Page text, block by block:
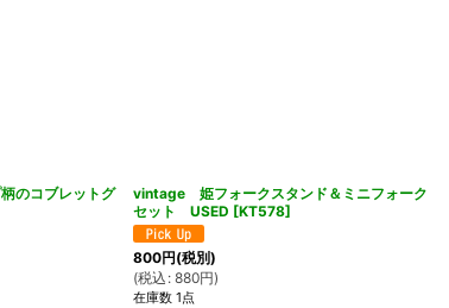
のコブレットグ
vintage 姫フォークスタンド＆ミニフォーク
セット USED [KT578]
800円(税別)
(税込 : 880円)
在庫数 1点